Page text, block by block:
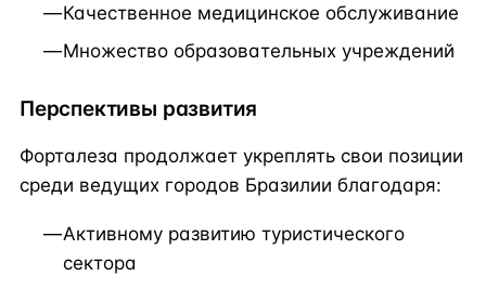
Качественное медицинское обслуживание
Множество образовательных учреждений
Перспективы развития
Форталеза продолжает укреплять свои позиции
среди ведущих городов Бразилии благодаря:
Активному развитию туристического
сектора